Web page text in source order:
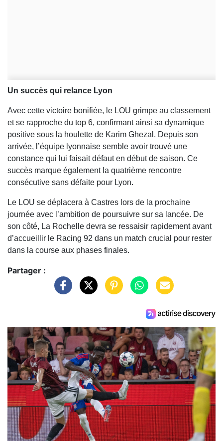
Un succès qui relance Lyon
Avec cette victoire bonifiée, le LOU grimpe au classement
et se rapproche du top 6, confirmant ainsi sa dynamique
positive sous la houlette de Karim Ghezal. Depuis son
arrivée, l’équipe lyonnaise semble avoir trouvé une
constance qui lui faisait défaut en début de saison. Ce
succès marque également la quatrième rencontre
consécutive sans défaite pour Lyon.
Le LOU se déplacera à Castres lors de la prochaine
journée avec l’ambition de poursuivre sur sa lancée. De
son côté, La Rochelle devra se ressaisir rapidement avant
d’accueillir le Racing 92 dans un match crucial pour rester
dans la course aux phases finales.
Partager :